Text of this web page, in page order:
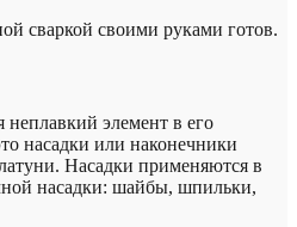
сваркой своими руками готов.
элемент в его
насадки или наконечники
Насадки применяются в
насадки: шайбы, шпильки,